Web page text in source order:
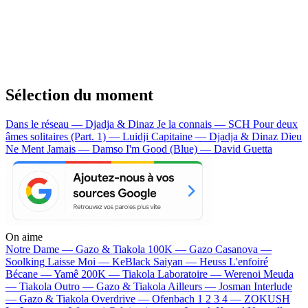
Sélection du moment
Dans le réseau — Djadja & Dinaz Je la connais — SCH Pour deux
âmes solitaires (Part. 1) — Luidji Capitaine — Djadja & Dinaz Dieu
Ne Ment Jamais — Damso I'm Good (Blue) — David Guetta
On aime
Notre Dame — Gazo & Tiakola 100K — Gazo Casanova —
Soolking Laisse Moi — KeBlack Saiyan — Heuss L'enfoiré
Bécane —Yamê 200K — Tiakola Laboratoire — Werenoi Meuda
— Tiakola Outro — Gazo & Tiakola Ailleurs — Josman Interlude
— Gazo & Tiakola Overdrive — Ofenbach 1 2 3 4 — ZOKUSH